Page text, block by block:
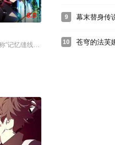
称，本季或将
打工10年。只剩3年将要得偿所愿，
园都以极为严明的校风，以及培养
6.0
“记忆缝线”。1992年爆发了病毒性脑
9 幕末替身传
10 苍穹的法芙